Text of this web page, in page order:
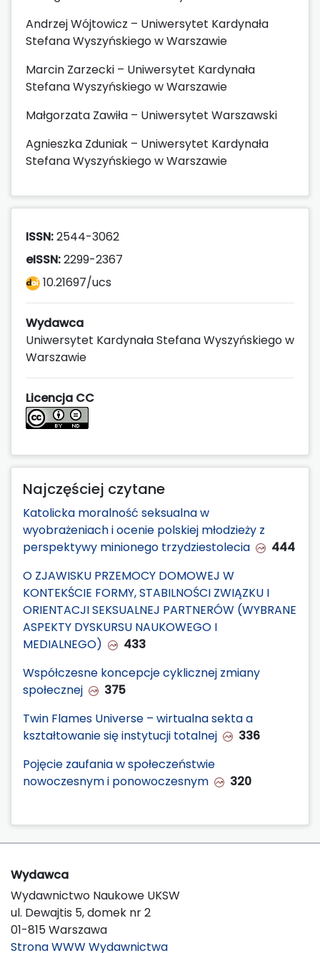
Andrzej Wójtowicz – Uniwersytet Kardynała
Stefana Wyszyńskiego w Warszawie
Marcin Zarzecki – Uniwersytet Kardynała
Stefana Wyszyńskiego w Warszawie
Małgorzata Zawiła – Uniwersytet Warszawski
Agnieszka Zduniak – Uniwersytet Kardynała
Stefana Wyszyńskiego w Warszawie
ISSN:2544-3062
eISSN:2299-2367
10.21697/ucs
Wydawca
Uniwersytet Kardynała Stefana Wyszyńskiego w
Warszawie
Licencja CC
Najczęściej czytane
Katolicka moralność seksualna w
wyobrażeniach i ocenie polskiej młodzieży z
perspektywy minionego trzydziestolecia
444
O ZJAWISKU PRZEMOCY DOMOWEJ W
KONTEKŚCIE FORMY, STABILNOŚCI ZWIĄZKU I
ORIENTACJI SEKSUALNEJ PARTNERÓW (WYBRANE
ASPEKTY DYSKURSU NAUKOWEGO I
MEDIALNEGO)
433
Współczesne koncepcje cyklicznej zmiany
społecznej
375
Twin Flames Universe – wirtualna sekta a
kształtowanie się instytucji totalnej
336
Pojęcie zaufania w społeczeństwie
nowoczesnym i ponowoczesnym
320
Wydawca
Wydawnictwo Naukowe UKSW
ul. Dewajtis 5, domek nr 2
01-815 Warszawa
Strona WWW Wydawnictwa